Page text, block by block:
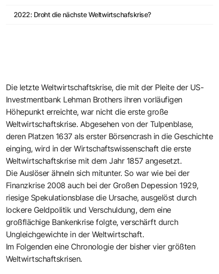
2022: Droht die nächste Weltwirtschafskrise?
Die letzte Weltwirtschaftskrise, die mit der Pleite der US-
Investmentbank Lehman Brothers ihren vorläufigen
Höhepunkt erreichte, war nicht die erste große
Weltwirtschaftskrise. Abgesehen von der Tulpenblase,
deren Platzen 1637 als erster Börsencrash in die Geschichte
einging, wird in der Wirtschaftswissenschaft die erste
Weltwirtschaftskrise mit dem Jahr 1857 angesetzt.
Die Auslöser ähneln sich mitunter. So war wie bei der
Finanzkrise 2008 auch bei der Großen Depession 1929,
riesige Spekulationsblase die Ursache, ausgelöst durch
lockere Geldpolitik und Verschuldung, dem eine
großflächige Bankenkrise folgte, verschärft durch
Ungleichgewichte in der Weltwirtschaft.
Im Folgenden eine Chronologie der bisher vier größten
Weltwirtschaftskrisen.